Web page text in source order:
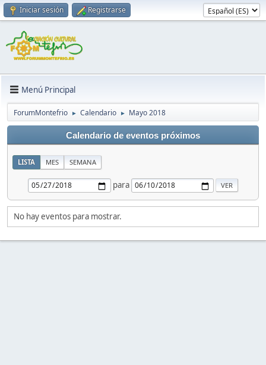
Iniciar sesión Registrarse
Menú Principal
ForumMontefrio ► Calendario ► Mayo 2018
Calendario de eventos próximos
LISTA MES SEMANA
para
No hay eventos para mostrar.